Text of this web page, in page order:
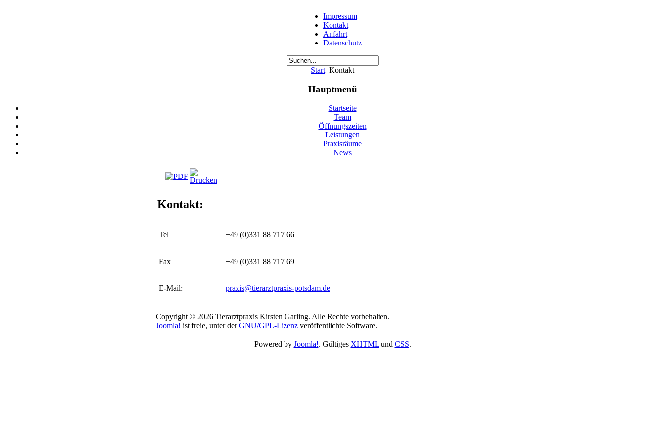
Impressum
Kontakt
Anfahrt
Datenschutz
Start Kontakt
Hauptmenü
Startseite
Team
Öffnungszeiten
Leistungen
Praxisräume
News
Kontakt:
Tel +49 (0)331 88 717 66
Fax +49 (0)331 88 717 69
E-Mail: praxis@tierarztpraxis-potsdam.de
Copyright © 2026 Tierarztpraxis Kirsten Garling. Alle Rechte vorbehalten.
Joomla! ist freie, unter derGNU/GPL-Lizenzveröffentlichte Software.
Powered by Joomla!. Gültiges XHTMLund CSS.